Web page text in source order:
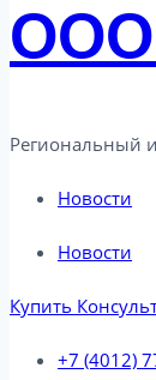
ООО
Региональный
Новости
Новости
Купить
+7 (4012)